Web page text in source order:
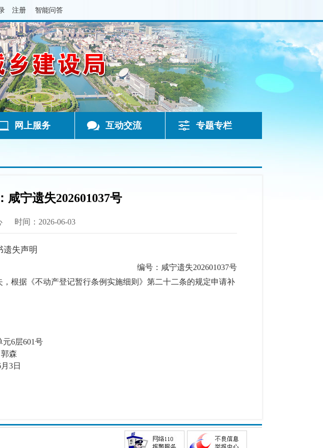
注册 智能问答
网上服务 互动交流 专题专栏
宁遗失202601037号
时间：2026-06-03
遗失声明
编号：咸宁遗失202601037号
根据《不动产登记暂行条例实施细则》第二十二条的规定申请补
6层601号
人：郭森
3日